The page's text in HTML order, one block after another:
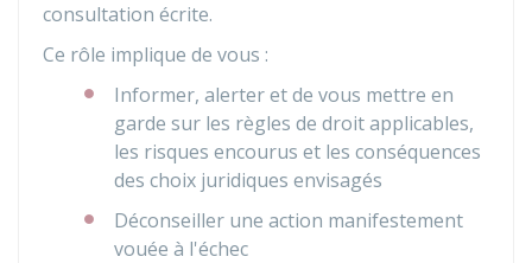
consultation écrite.
Ce rôle implique de vous :
Informer, alerter et de vous mettre en
garde sur les règles de droit applicables,
les risques encourus et les conséquences
des choix juridiques envisagés
Déconseiller une action manifestement
vouée à l'échec